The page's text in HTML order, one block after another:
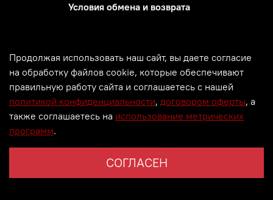
Условия обмена и возврата
Политика обработки персональных данных
© Все права защищены. 2000 - 2026. PM GROUP.
Информация сайта защищена законом об авторских
правах.
Продолжая использовать наш сайт, вы даете согласие
на обработку файлов cookie, которые обеспечивают
правильную работу сайта и соглашаетесь с нашей
политикой конфиденциальности, договором оферты, а
также соглашаетесь на использование метрических
программ.
СОГЛАСЕН